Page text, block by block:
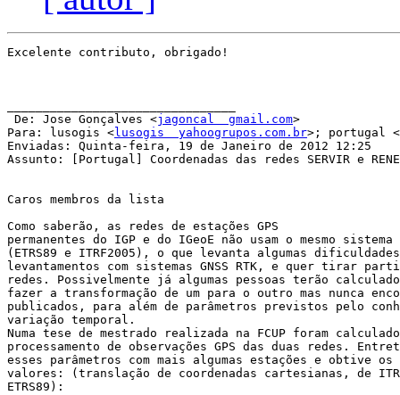
Excelente contributo, obrigado!
De: Jose Gonçalves <jagoncal  gmail.com>
Para: lusogis <lusogis  yahoogrupos.com.br>; portugal <
Enviadas: Quinta-feira, 19 de Janeiro de 2012 12:25
Assunto: [Portugal] Coordenadas das redes SERVIR e
Caros membros da lista
Como saberão, as redes de estações GPS
permanentes do IGP e do IGeoE não usam o mesmo
(ETRS89 e ITRF2005), o que levanta algumas
levantamentos com sistemas GNSS RTK, e quer tirar
redes. Possivelmente já algumas pessoas terão
fazer a transformação de um para o outro mas nunca
publicados, para além de parâmetros previstos pelo
variação temporal.
Numa tese de mestrado realizada na FCUP foram
processamento de observações GPS das duas redes.
esses parâmetros com mais algumas estações e obtive
valores: (translação de coordenadas cartesianas, de
ETRS89):